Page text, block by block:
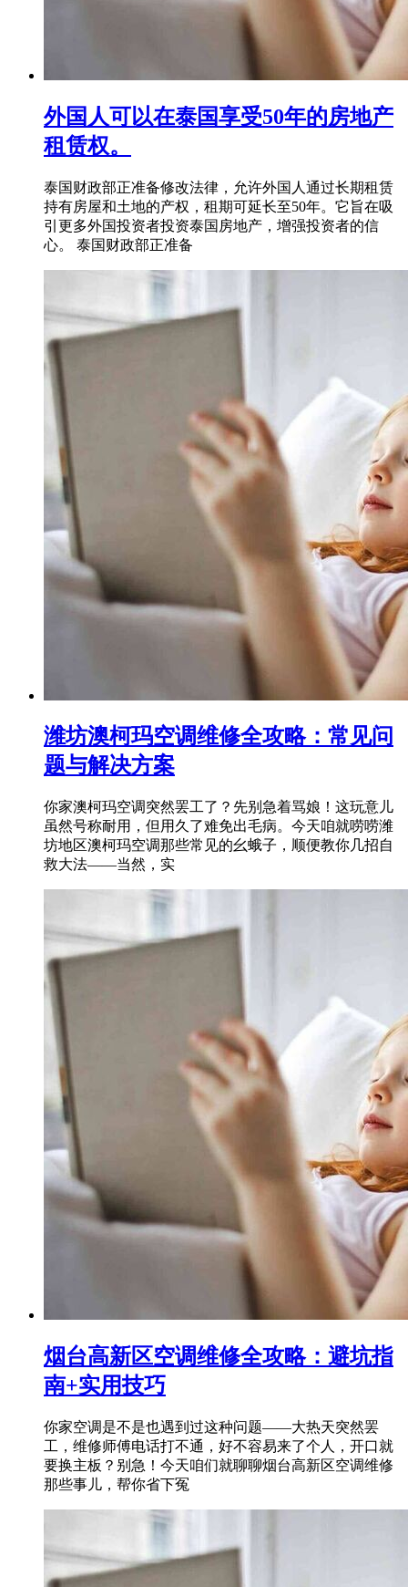
外国人可以在泰国享受50年的房地产
租赁权。
泰国财政部正准备修改法律，允许外国人通过长期租赁
持有房屋和土地的产权，租期可延长至50年。它旨在吸
引更多外国投资者投资泰国房地产，增强投资者的信
心。 泰国财政部正准备
潍坊澳柯玛空调维修全攻略：常见问
题与解决方案
你家澳柯玛空调突然罢工了？先别急着骂娘！这玩意儿
虽然号称耐用，但用久了难免出毛病。今天咱就唠唠潍
坊地区澳柯玛空调那些常见的幺蛾子，顺便教你几招自
救大法——当然，实
烟台高新区空调维修全攻略：避坑指
南+实用技巧
你家空调是不是也遇到过这种问题——大热天突然罢
工，维修师傅电话打不通，好不容易来了个人，开口就
要换主板？别急！今天咱们就聊聊烟台高新区空调维修
那些事儿，帮你省下冤